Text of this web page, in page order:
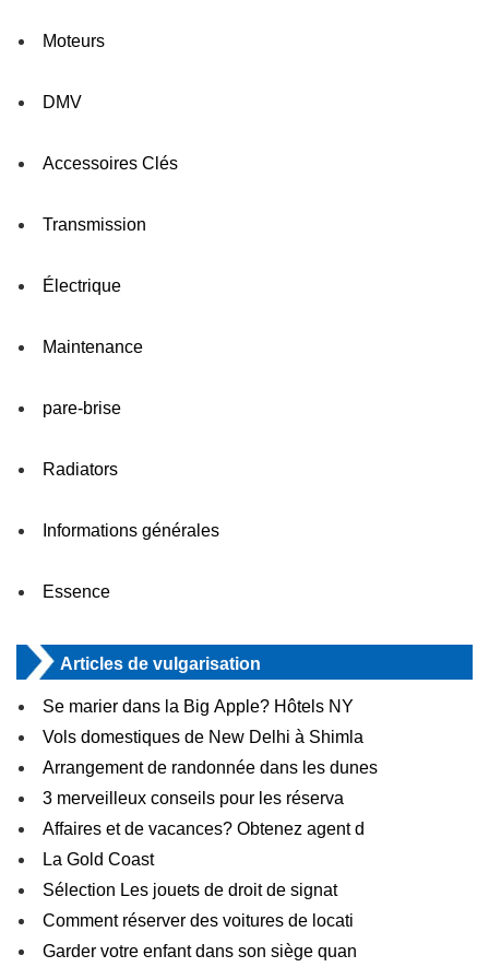
Moteurs
DMV
Accessoires Clés
Transmission
Électrique
Maintenance
pare-brise
Radiators
Informations générales
Essence
Articles de vulgarisation
Se marier dans la Big Apple? Hôtels NY
Vols domestiques de New Delhi à Shimla
Arrangement de randonnée dans les dunes
3 merveilleux conseils pour les réserva
Affaires et de vacances? Obtenez agent d
La Gold Coast
Sélection Les jouets de droit de signat
Comment réserver des voitures de locati
Garder votre enfant dans son siège quan